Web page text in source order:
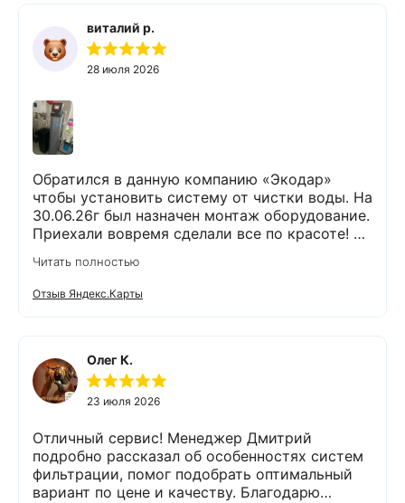
отличные. Могу всем рекомендовать данную
компанию и ее специалистов.
виталий р.
28 июля 2026
Обратился в данную компанию «Экодар»
чтобы установить систему от чистки воды. На
30.06.26г был назначен монтаж оборудование.
Приехали вовремя сделали все по красоте! Я
Читать полностью
Отзыв Яндекс.Карты
Олег К.
23 июля 2026
Отличный сервис! Менеджер Дмитрий
подробно рассказал об особенностях систем
фильтрации, помог подобрать оптимальный
вариант по цене и качеству. Благодарю